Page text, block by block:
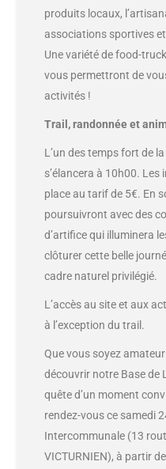
produits locaux,
associations sportives
Une variété de food-
vous permettront de
activités !
Trail, randonnée et
L’un des temps fort de
s’élancera à 10h00.
place au tarif de 5€. En
poursuivront avec des
d’artifice qui illuminera
clôturer cette belle
cadre naturel privilégié.
L’accès au site et aux
à l’exception du trail.
Que vous soyez
découvrir notre Base de
quête d’un moment
rendez-vous ce samedi
Intercommunale (13
VICTURNIEN), à partir